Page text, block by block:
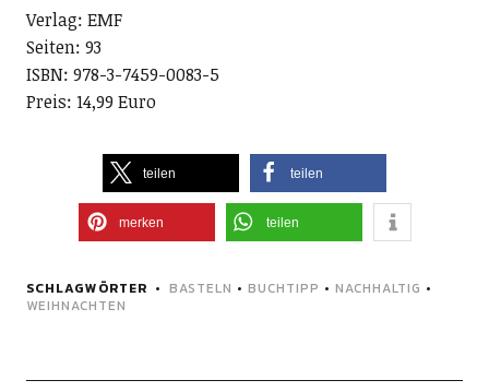
Verlag: EMF
Seiten: 93
ISBN: 978-3-7459-0083-5
Preis: 14,99 Euro
teilen teilen
merken teilen
SCHLAGWÖRTER BASTELN • BUCHTIPP • NACHHALTIG •
WEIHNACHTEN